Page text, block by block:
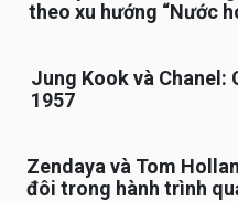
theo xu hướng “Nước
Jung Kook và Chanel:
1957
Zendaya và Tom
đôi trong hành trình